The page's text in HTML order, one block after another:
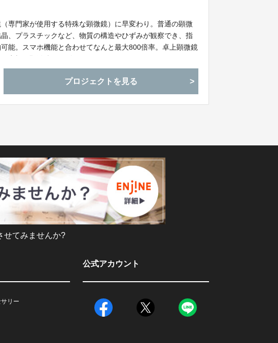
専門家が使用する特殊な顕微鏡）に早変わり。普通の顕微
、プラスチックなど、物質の構造やひずみが観察でき、指
能。スマホ機能と合わせてなんと最大800倍率。卓上顕微鏡
プロジェクトを見る
せてみませんか?
リー
公式アカウント